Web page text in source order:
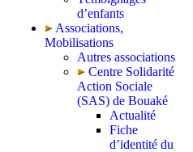
d’enfants
Associations,
Mobilisations
Autres associations
Centre Solidarité
Action Sociale
(SAS) de Bouaké
Actualité
Fiche
d’identité du